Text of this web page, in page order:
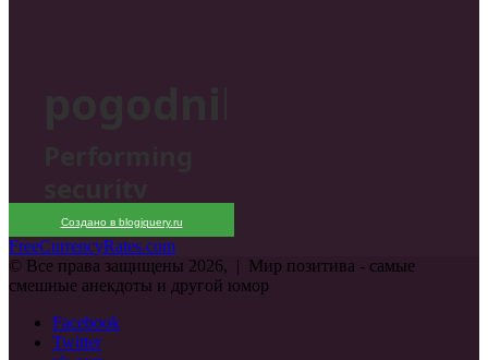
Создано в blogjquery.ru
FreeCurrencyRates.com
© Все права защищены 2026, | Мир позитива - самые
смешные анекдоты и другой юмор
Facebook
Twitter